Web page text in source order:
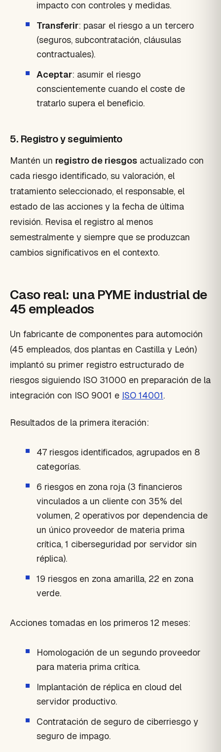
impacto con controles y medidas.
Transferir: pasar el riesgo a un tercero
(seguros, subcontratación, cláusulas
contractuales).
Aceptar: asumir el riesgo
conscientemente cuando el coste de
tratarlo supera el beneficio.
5. Registro y seguimiento
Mantén un registro de riesgos actualizado con
cada riesgo identificado, su valoración, el
tratamiento seleccionado, el responsable, el
estado de las acciones y la fecha de última
revisión. Revisa el registro al menos
semestralmente y siempre que se produzcan
cambios significativos en el contexto.
Caso real: una PYME industrial de
45 empleados
Un fabricante de componentes para automoción
(45 empleados, dos plantas en Castilla y León)
implantó su primer registro estructurado de
riesgos siguiendo ISO 31000 en preparación de la
integración con ISO 9001 e ISO 14001.
Resultados de la primera iteración:
47 riesgos identificados, agrupados en 8
categorías.
6 riesgos en zona roja (3 financieros
vinculados a un cliente con 35% del
volumen, 2 operativos por dependencia de
un único proveedor de materia prima
crítica, 1 ciberseguridad por servidor sin
réplica).
19 riesgos en zona amarilla, 22 en zona
verde.
Acciones tomadas en los primeros 12 meses:
Homologación de un segundo proveedor
para materia prima crítica.
Implantación de réplica en cloud del
servidor productivo.
Contratación de seguro de ciberriesgo y
seguro de impago.